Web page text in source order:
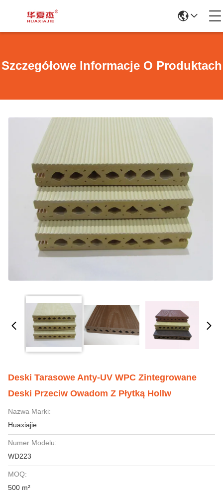
Szczegółowe Informacje O Produktach
Deski Tarasowe Anty-UV WPC Zintegrowane
Deski Przeciw Owadom Z Płytką Hollw
Nazwa Marki:
Huaxiajie
Numer Modelu:
WD223
MOQ:
500 m²